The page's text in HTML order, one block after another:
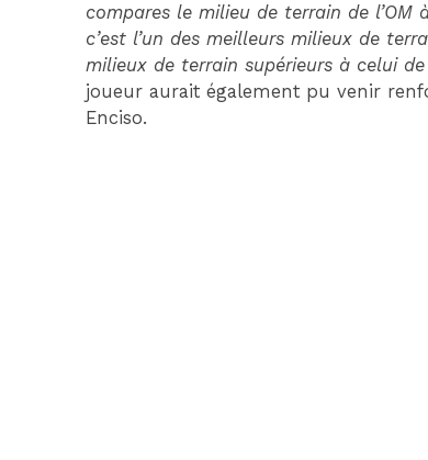
compares le milieu de terrain de l’OM
c’est l’un des meilleurs milieux de
milieux de terrain supérieurs à celui de
joueur aurait également pu venir
Enciso.